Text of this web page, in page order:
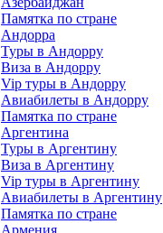
Памятка по стране
Андорра
Туры в Андорру
Виза в Андорру
Vip туры в Андорру
Авиабилеты в Андорру
Памятка по стране
Аргентина
Туры в Аргентину
Виза в Аргентину
Vip туры в Аргентину
Авиабилеты в Аргентину
Памятка по стране
Армения